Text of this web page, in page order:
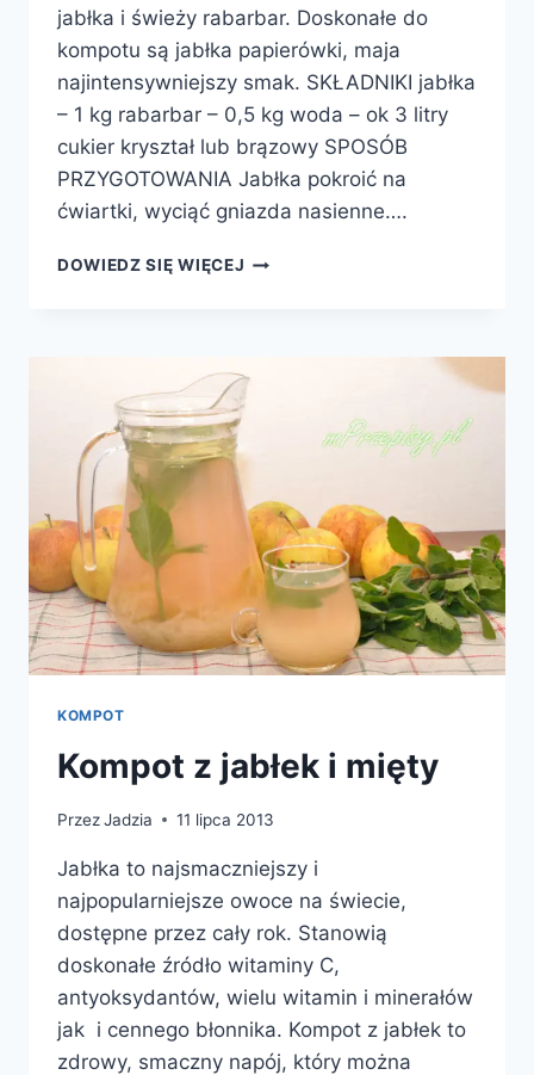
jabłka i świeży rabarbar. Doskonałe do
kompotu są jabłka papierówki, maja
najintensywniejszy smak. SKŁADNIKI jabłka
– 1 kg rabarbar – 0,5 kg woda – ok 3 litry
cukier kryształ lub brązowy SPOSÓB
PRZYGOTOWANIA Jabłka pokroić na
ćwiartki, wyciąć gniazda nasienne….
DOWIEDZ SIĘ WIĘCEJ KOMPOT
KOMPOT
Kompot z jabłek i mięty
PrzezJadzia 11 lipca 2013
Jabłka to najsmaczniejszy i
najpopularniejsze owoce na świecie,
dostępne przez cały rok. Stanowią
doskonałe źródło witaminy C,
antyoksydantów, wielu witamin i minerałów
jak i cennego błonnika. Kompot z jabłek to
zdrowy, smaczny napój, który można